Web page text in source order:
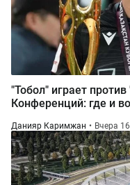
"Тобол" играет
Конференций: где и
Данияр Каримжан Вчера